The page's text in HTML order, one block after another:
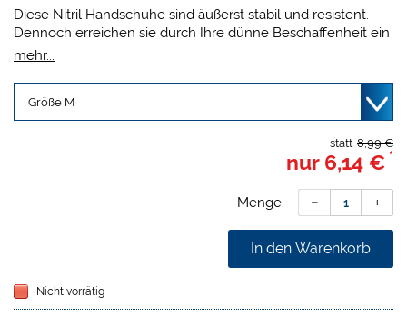
Diese Nitril Handschuhe sind äußerst stabil und resistent.
Dennoch erreichen sie durch Ihre dünne Beschaffenheit ein
optimales Tastgefühl.
Puderfrei
Rollrand
Mikrogeraute Fingerspitzen
mehr...
8,99 €
statt
nur 6,14 € *
Menge:
In den Warenkorb
Nicht vorrätig